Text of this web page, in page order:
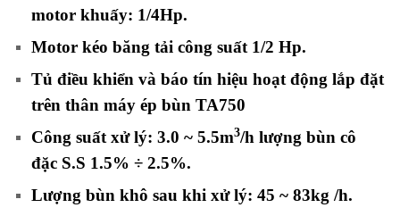
motor khuấy: 1/4Hp.
Motor kéo băng tải công suất 1/2 Hp.
Tủ điều khiển và báo tín hiệu hoạt động lắp đặt
trên thân máy ép bùn TA750
Công suất xử lý: 3.0 ~ 5.5m3/h lượng bùn cô
đặc S.S 1.5% ÷ 2.5%.
Lượng bùn khô sau khi xử lý: 45 ~ 83kg /h.